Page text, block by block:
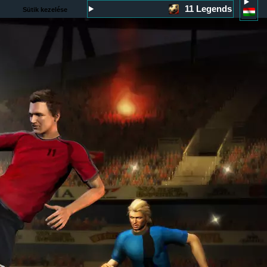
Sütik kezelése 11 Legends